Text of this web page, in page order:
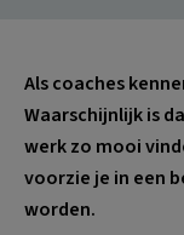
Als coaches
Waarschijnlijk is
werk zo mooi
voorzie je in een
worden.